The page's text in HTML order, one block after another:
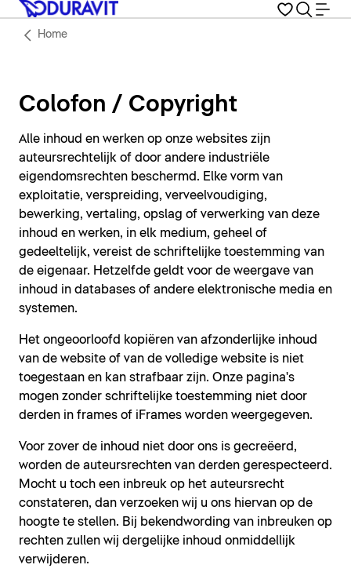
Home
Colofon / Copyright
Alle inhoud en werken op onze websites zijn
auteursrechtelijk of door andere industriële
eigendomsrechten beschermd. Elke vorm van
exploitatie, verspreiding, verveelvoudiging,
bewerking, vertaling, opslag of verwerking van deze
inhoud en werken, in elk medium, geheel of
gedeeltelijk, vereist de schriftelijke toestemming van
de eigenaar. Hetzelfde geldt voor de weergave van
inhoud in databases of andere elektronische media en
systemen.
Het ongeoorloofd kopiëren van afzonderlijke inhoud
van de website of van de volledige website is niet
toegestaan en kan strafbaar zijn. Onze pagina's
mogen zonder schriftelijke toestemming niet door
derden in frames of iFrames worden weergegeven.
Voor zover de inhoud niet door ons is gecreëerd,
worden de auteursrechten van derden gerespecteerd.
Mocht u toch een inbreuk op het auteursrecht
constateren, dan verzoeken wij u ons hiervan op de
hoogte te stellen. Bij bekendwording van inbreuken op
rechten zullen wij dergelijke inhoud onmiddellijk
verwijderen.